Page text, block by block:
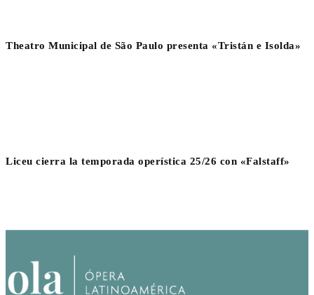
Theatro Municipal de São Paulo presenta «Tristán e Isolda»
Liceu cierra la temporada operística 25/26 con «Falstaff»